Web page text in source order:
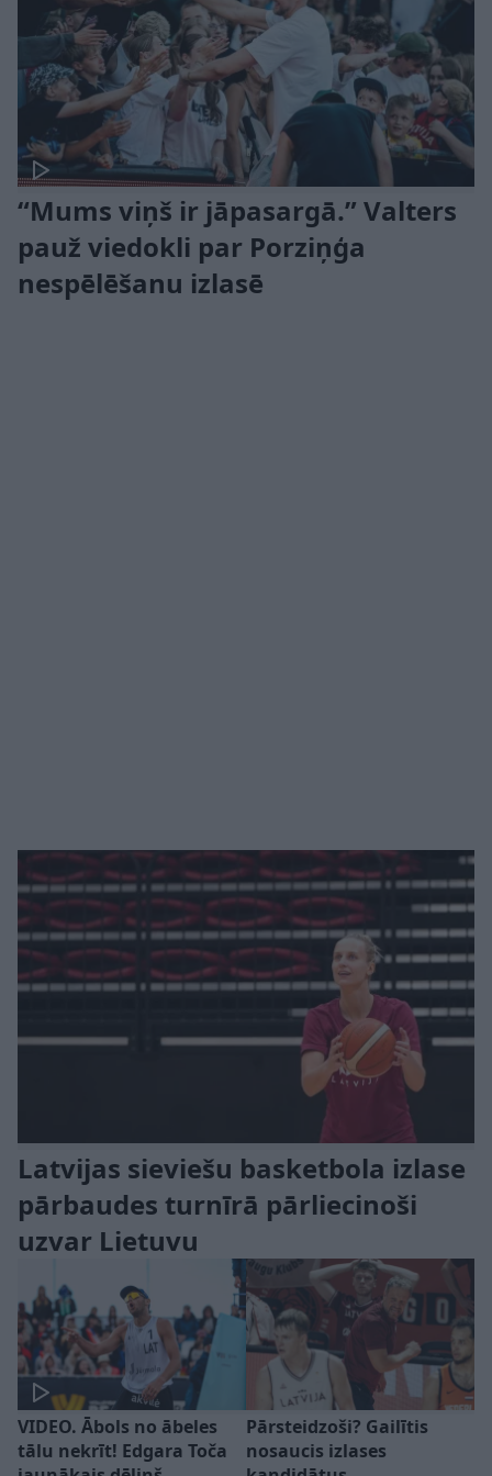
“Mums viņš ir jāpasargā.” Valters
pauž viedokli par Porziņģa
nespēlēšanu izlasē
Latvijas sieviešu basketbola izlase
pārbaudes turnīrā pārliecinoši
uzvar Lietuvu
VIDEO. Ābols no ābeles
tālu nekrīt! Edgara Toča
Pārsteidzoši? Gailītis
nosaucis izlases